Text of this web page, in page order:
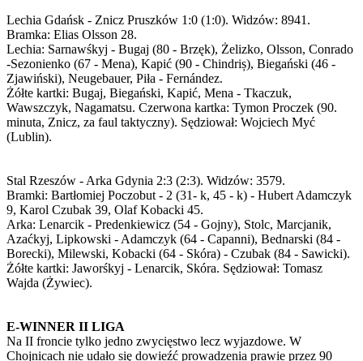
Lechia Gdańsk - Znicz Pruszków 1:0 (1:0). Widzów: 8941.
Bramka: Elias Olsson 28.
Lechia: Sarnawśkyj - Bugaj (80 - Brzęk), Żelizko, Olsson, Conrado
-Sezonienko (67 - Mena), Kapić (90 - Chindriș), Biegański (46 -
Zjawiński), Neugebauer, Piła - Fernández.
Żółte kartki: Bugaj, Biegański, Kapić, Mena - Tkaczuk,
Wawszczyk, Nagamatsu. Czerwona kartka: Tymon Proczek (90.
minuta, Znicz, za faul taktyczny). Sędziował: Wojciech Myć
(Lublin).
Stal Rzeszów - Arka Gdynia 2:3 (2:3). Widzów: 3579.
Bramki: Bartłomiej Poczobut - 2 (31- k, 45 - k) - Hubert Adamczyk
9, Karol Czubak 39, Olaf Kobacki 45.
Arka: Lenarcik - Predenkiewicz (54 - Gojny), Stolc, Marcjanik,
Azaćkyj, Lipkowski - Adamczyk (64 - Capanni), Bednarski (84 -
Borecki), Milewski, Kobacki (64 - Skóra) - Czubak (84 - Sawicki).
Żółte kartki: Jaworśkyj - Lenarcik, Skóra. Sędziował: Tomasz
Wajda (Żywiec).
E-WINNER II LIGA
Na II froncie tylko jedno zwycięstwo lecz wyjazdowe. W
Chojnicach nie udało się dowieźć prowadzenia prawie przez 90